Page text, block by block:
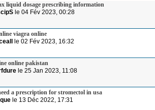
liquid dosage prescribing information
le 04 Fév 2023, 00:28
viagra online
le 02 Fév 2023, 16:32
online pakistan
le 25 Jan 2023, 11:08
a prescription for stromectol in usa
le 13 Déc 2022, 17:31